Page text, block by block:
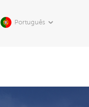
Português